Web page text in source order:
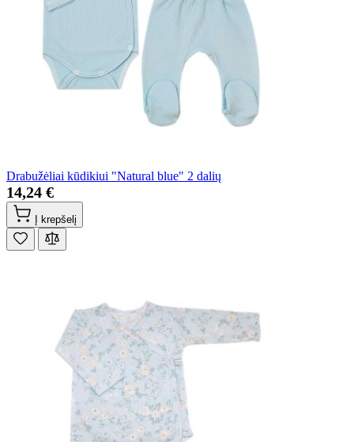
Drabužėliai kūdikiui "Natural blue" 2 dalių
14,24 €
Į krepšelį